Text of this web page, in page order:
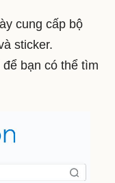
cung cấp bộ
sticker.
bạn có thể tìm